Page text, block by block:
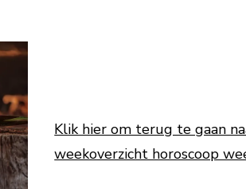
Klik hier om terug te gaan
weekoverzicht horoscoop